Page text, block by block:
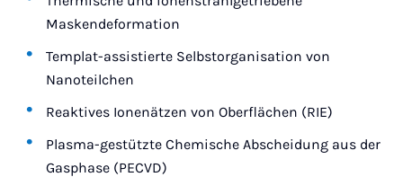
Maskendeformation
Templat-assistierte Selbstorganisation von
Nanoteilchen
Reaktives Ionenätzen von Oberflächen (RIE)
Plasma-gestützte Chemische Abscheidung aus der
Gasphase (PECVD)